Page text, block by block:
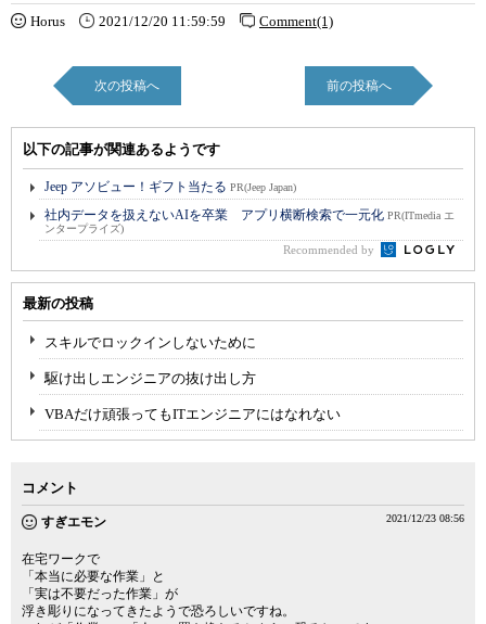
Horus 2021/12/20 11:59:59 Comment(1)
次の投稿へ 前の投稿へ
以下の記事が関連あるようです
Jeep アソビュー！ギフト当たる PR(Jeep Japan)
社内データを扱えないAIを卒業 アプリ横断検索で一元化 PR(ITmedia エ
ンタープライズ)
Recommended by
最新の投稿
スキルでロックインしないために
駆け出しエンジニアの抜け出し方
VBAだけ頑張ってもITエンジニアにはなれない
コメント
すぎエモン 2021/12/23 08:56
在宅ワークで
「本当に必要な作業」と
「実は不要だった作業」が
浮き彫りになってきたようで恐ろしいですね。